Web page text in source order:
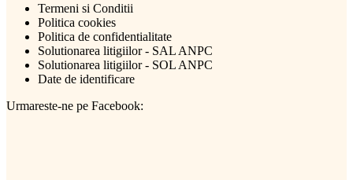
Termeni si Conditii
Politica cookies
Politica de confidentialitate
Solutionarea litigiilor - SAL ANPC
Solutionarea litigiilor - SOL ANPC
Date de identificare
Urmareste-ne pe Facebook: